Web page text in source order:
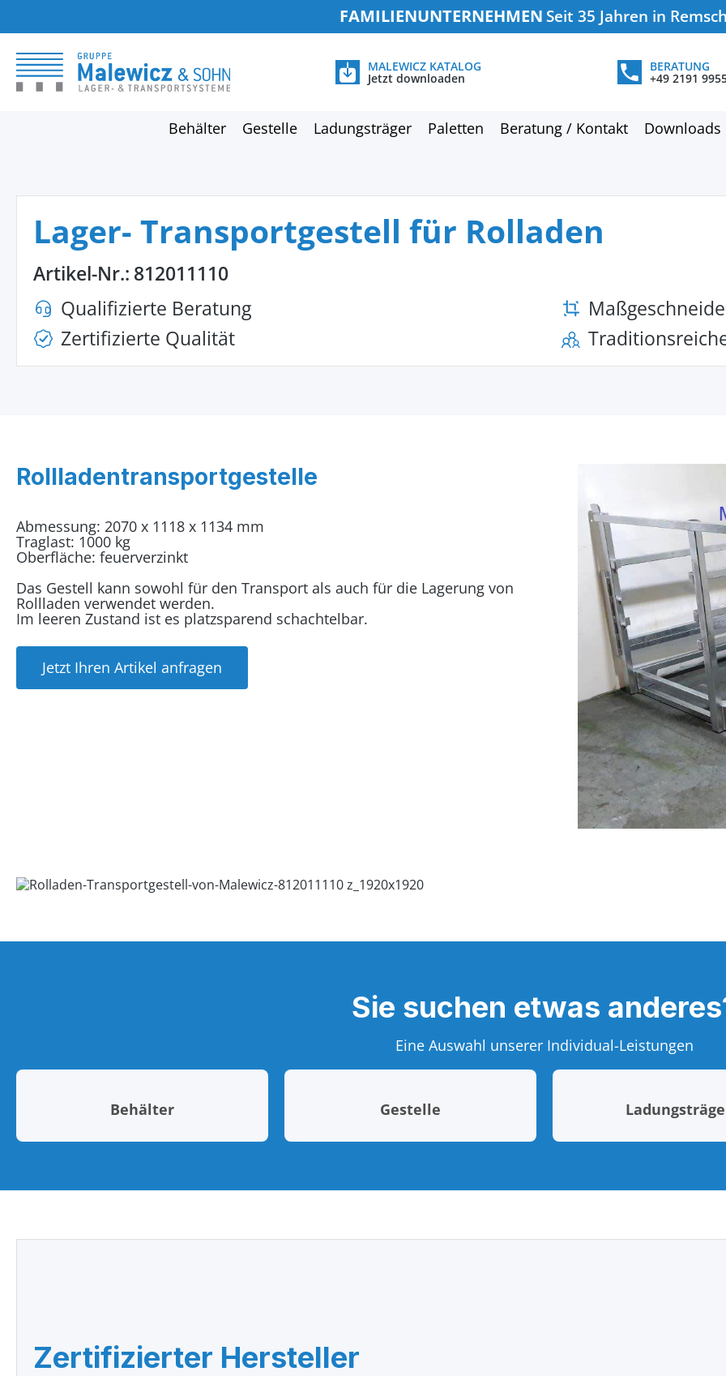
FAMILIENUNTERNEHMEN Seit 35 Jahren in
MALEWICZ KATALOG
Jetzt downloaden
BERATUNG
+49 2191
Behälter Gestelle Ladungsträger Paletten Beratung / Kontakt Downloads
Lager- Transportgestell für Rolladen
Artikel-Nr.: 812011110
Qualifizierte Beratung
Zertifizierte Qualität
Rollladentransportgestelle
Abmessung: 2070 x 1118 x 1134 mm
Traglast: 1000 kg
Oberfläche: feuerverzinkt
Das Gestell kann sowohl für den Transport als auch für die Lagerung von
Rollladen verwendet werden.
Im leeren Zustand ist es platzsparend schachtelbar.
Jetzt Ihren Artikel anfragen
Sie suchen etwas
Eine Auswahl unserer Individual-Leistungen
Behälter Gestelle
Zertifizierter Hersteller